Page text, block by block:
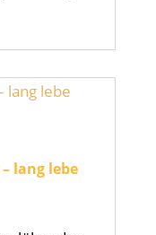
lang lebe